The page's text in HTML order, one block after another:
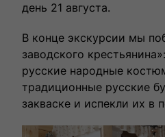
день 21 августа.
В конце экскурсии мы
заводского
русские народные
традиционные русские
закваске и испекли их в